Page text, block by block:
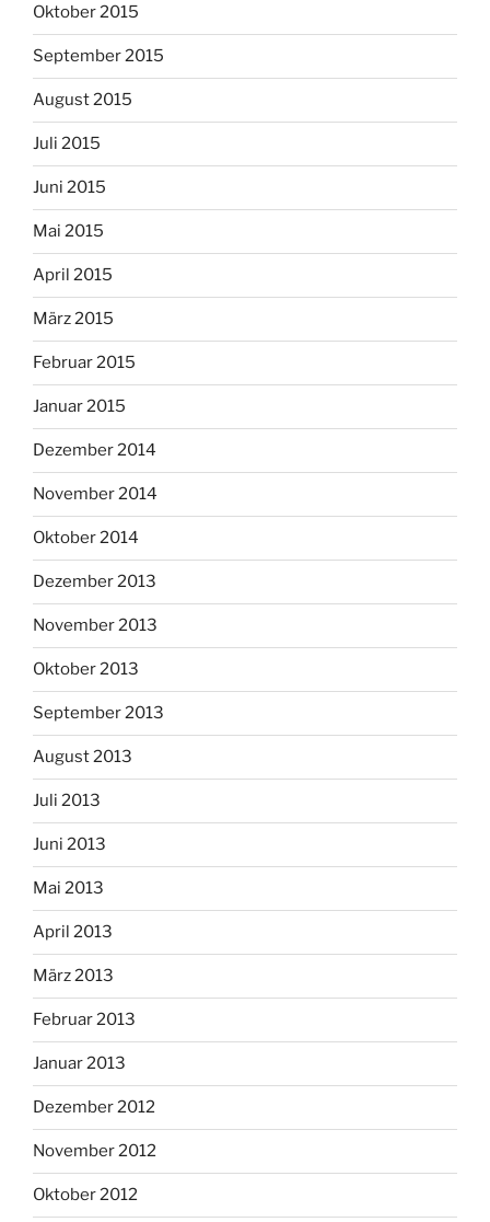
Oktober 2015
September 2015
August 2015
Juli 2015
Juni 2015
Mai 2015
April 2015
März 2015
Februar 2015
Januar 2015
Dezember 2014
November 2014
Oktober 2014
Dezember 2013
November 2013
Oktober 2013
September 2013
August 2013
Juli 2013
Juni 2013
Mai 2013
April 2013
März 2013
Februar 2013
Januar 2013
Dezember 2012
November 2012
Oktober 2012